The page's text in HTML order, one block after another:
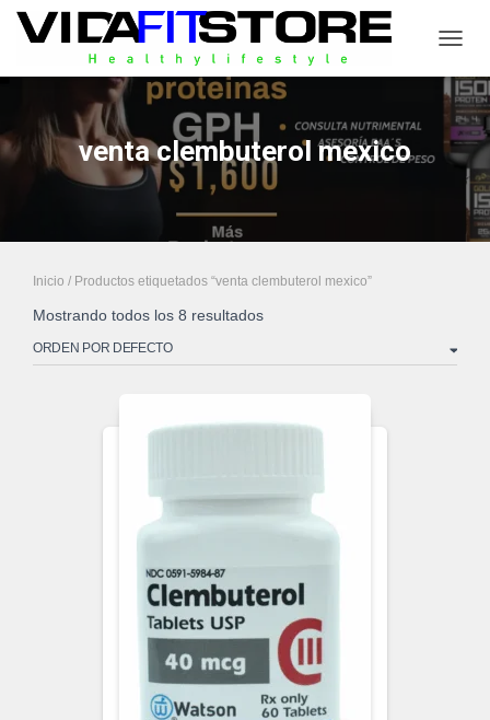
venta clembuterol mexico
Inicio / Productos etiquetados “venta clembuterol mexico”
Mostrando todos los 8 resultados